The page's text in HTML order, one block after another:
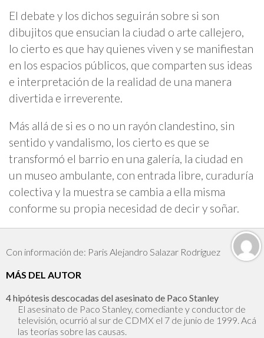
El debate y los dichos seguirán sobre si son
dibujitos que ensucian la ciudad o arte callejero,
lo cierto es que hay quienes viven y se manifiestan
en los espacios públicos, que comparten sus ideas
e interpretación de la realidad de una manera
divertida e irreverente.
Más allá de si es o no un rayón clandestino, sin
sentido y vandalismo, los cierto es que se
transformó el barrio en una galería, la ciudad en
un museo ambulante, con entrada libre, curaduría
colectiva y la muestra se cambia a ella misma
conforme su propia necesidad de decir y soñar.
Con información de: Paris Alejandro Salazar Rodríguez
MÁS DEL AUTOR
4 hipótesis descocadas del asesinato de Paco Stanley
El asesinato de Paco Stanley, comediante y conductor de
televisión, ocurrió al sur de CDMX el 7 de junio de 1999. Acá
las teorías sobre las causas.